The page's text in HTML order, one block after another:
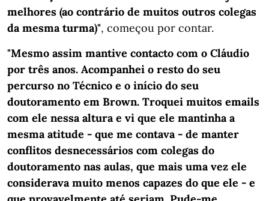
melhores (ao contrário de muitos outros colegas
da mesma turma)", começou por contar.
"Mesmo assim mantive contacto com o Cláudio
por três anos. Acompanhei o resto do seu
percurso no Técnico e o início do seu
doutoramento em Brown. Troquei muitos emails
com ele nessa altura e vi que ele mantinha a
mesma atitude - que me contava - de manter
conflitos desnecessários com colegas do
doutoramento nas aulas, que mais uma vez ele
considerava muito menos capazes do que ele - e